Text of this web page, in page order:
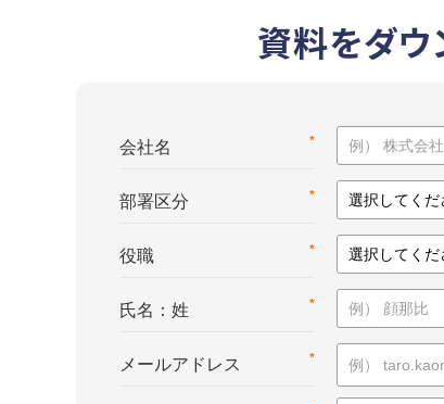
資料をダウ
*
会社名
*
部署区分
*
役職
*
氏名：姓
*
メールアドレス